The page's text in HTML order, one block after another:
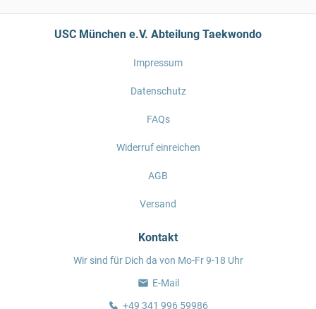
USC München e.V. Abteilung Taekwondo
Impressum
Datenschutz
FAQs
Widerruf einreichen
AGB
Versand
Kontakt
Wir sind für Dich da von Mo-Fr 9-18 Uhr
E-Mail
+49 341 996 59986